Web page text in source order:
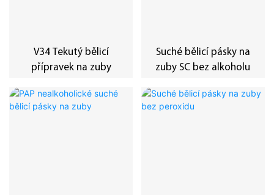
V34 Tekutý bělicí
přípravek na zuby
Suché bělicí pásky na
zuby SC bez alkoholu